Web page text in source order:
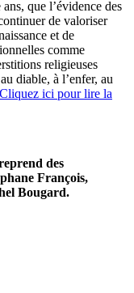
que l’évidence des
de valoriser
et de
comme
religieuses
diable, à l’enfer, au
Cliquez ici pour lire la
des
François,
Bougard.